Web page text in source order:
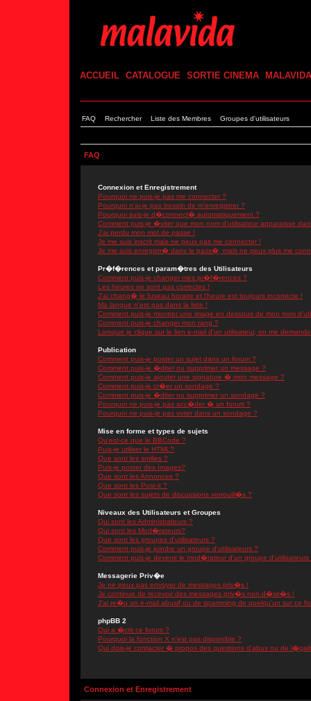
ACCUEIL CATALOGUE SORTIE CINEMA MALAVIDA
FAQ Rechercher Liste des Membres Groupes d'utilisateurs
FAQ
Connexion et Enregistrement
Pourquoi ne puis-je pas me connecter ?
Pourquoi n'ai-je pas besoin de m'enregistrer ?
Pourquoi suis-je d�connect� automatiquement ?
Comment puis-je �viter que mon nom d'utilisateur apparaisse
J'ai perdu mon mot de passe !
Je me suis inscrit mais ne peux pas me connecter !
Je me suis enregistr� dans le pass�, mais ne peux plus me
Pr�f�rences et param�tres des Utilisateurs
Comment puis-je changer mes pr�f�rences ?
Les heures ne sont pas correctes !
J'ai chang� le fuseau horaire et l'heure est toujours incorrecte !
Ma langue n'est pas dans la liste !
Comment puis-je montrer une image en dessous de mon nom
Comment puis-je changer mon rang ?
Lorsque je clique sur le lien e-mail d'un utilisateur, on me
Publication
Comment puis-je poster un sujet dans un forum ?
Comment puis-je �diter ou supprimer un message ?
Comment puis-je ajouter une signature � mon message ?
Comment puis-je cr�er un sondage ?
Comment puis-je �diter ou supprimer un sondage ?
Pourquoi ne puis-je pas acc�der � un forum ?
Pourquoi ne puis-je pas voter dans un sondage ?
Mise en forme et types de sujets
Qu'est-ce que le BBCode ?
Puis-je utiliser le HTML?
Que sont les smilies ?
Puis-je poster des Images?
Que sont les Annonces ?
Que sont les Post-it ?
Que sont les sujets de discussions verrouill�s ?
Niveaux des Utilisateurs et Groupes
Qui sont les Administrateurs ?
Qui sont les Mod�rateurs?
Que sont les groupes d'utilisateurs ?
Comment puis-je joindre un groupe d'utilisateurs ?
Comment puis-je devenir le mod�rateur d'un groupe d'utilisateurs
Messagerie Priv�e
Je ne peux pas envoyer de messages priv�s !
Je continue de recevoir des messages priv�s non-d�sir�s !
J'ai re�u un e-mail abusif ou de spamming de quelqu'un sur ce
phpBB 2
Qui a �crit ce forum ?
Pourquoi la fonction X n'est pas disponible ?
Qui dois-je contacter � propos des questions d'abus ou de
Connexion et Enregistrement